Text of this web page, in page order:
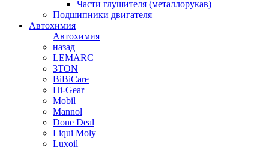
Части глушителя (металлорукав)
Подшипники двигателя
Автохимия
Автохимия
назад
LEMARC
3TON
BiBiCare
Hi-Gear
Mobil
Mannol
Done Deal
Liqui Moly
Luxoil